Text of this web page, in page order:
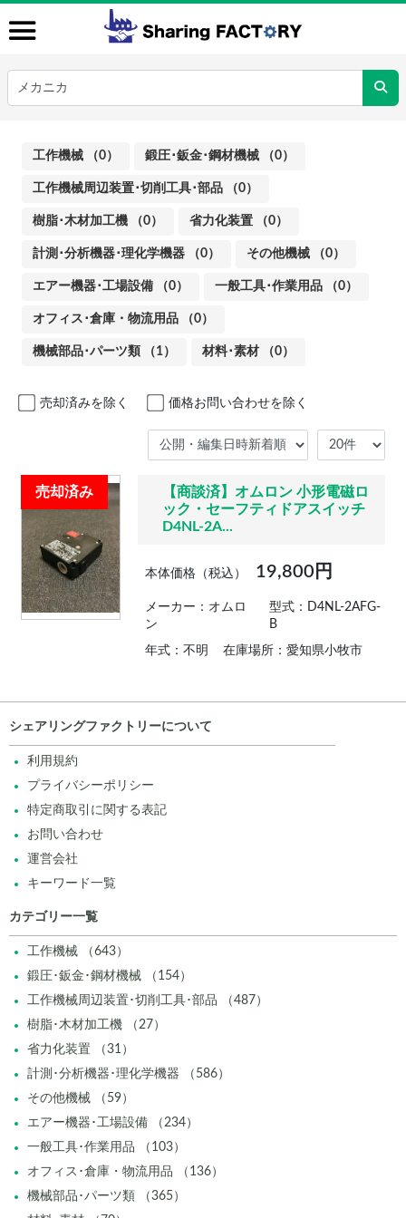
工作機械 （0） 鍛圧･鈑金･鋼材機械 （0）
工作機械周辺装置･切削工具･部品 （0）
樹脂･木材加工機 （0） 省力化装置 （0）
計測･分析機器･理化学機器 （0） その他機械 （0）
エアー機器･工場設備 （0） 一般工具･作業用品 （0）
オフィス･倉庫・物流用品 （0）
機械部品･パーツ類 （1） 材料･素材 （0）
売却済みを除く 価格お問い合わせを除く
売却済み
【商談済】オムロン 小形電磁ロ
ック・セーフティドアスイッチ
D4NL-2A...
本体価格（税込） 19,800円
メーカー：オムロ
ン
型式：D4NL-2AFG-
B
年式：不明 在庫場所：愛知県小牧市
シェアリングファクトリーについて
利用規約
プライバシーポリシー
特定商取引に関する表記
お問い合わせ
運営会社
キーワード一覧
カテゴリー一覧
工作機械 （643）
鍛圧･鈑金･鋼材機械 （154）
工作機械周辺装置･切削工具･部品 （487）
樹脂･木材加工機 （27）
省力化装置 （31）
計測･分析機器･理化学機器 （586）
その他機械 （59）
エアー機器･工場設備 （234）
一般工具･作業用品 （103）
オフィス･倉庫・物流用品 （136）
機械部品･パーツ類 （365）